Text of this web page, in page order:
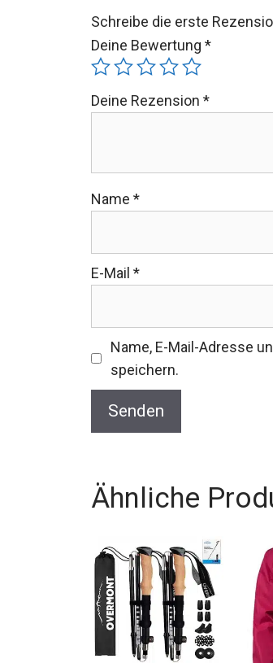
Schreibe die erste
Deine Bewertung *
Deine Rezension *
Name *
E-Mail *
Name, E-Mail-Adresse
speichern.
Ähnliche